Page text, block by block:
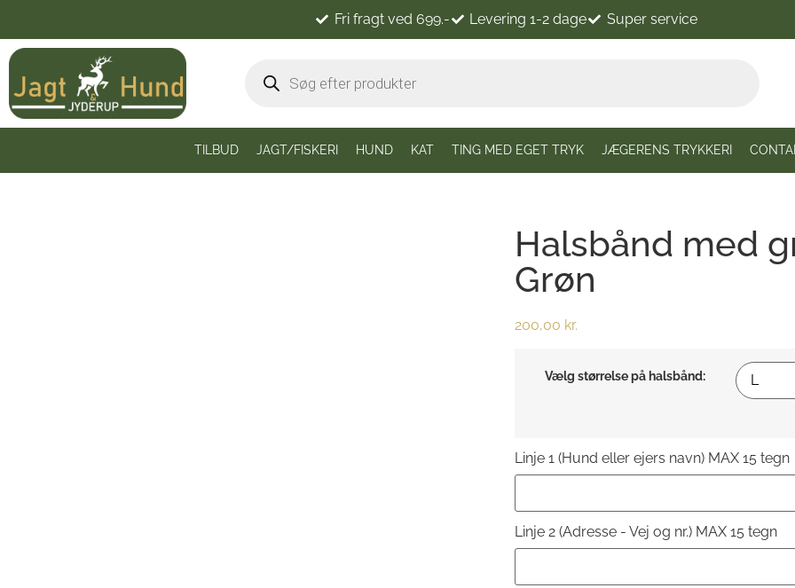
Fri fragt ved 699.- Levering 1-2 dage Super service
TILBUD JAGT/FISKERI HUND KAT TING MED EGET TRYK JÆGERENS TRYKKERI
Halsbånd med
Grøn
200,00 kr.
Vælg størrelse på halsbånd:
Linje 1 (Hund eller ejers navn) MAX 15 tegn
Linje 2 (Adresse - Vej og nr.) MAX 15 tegn